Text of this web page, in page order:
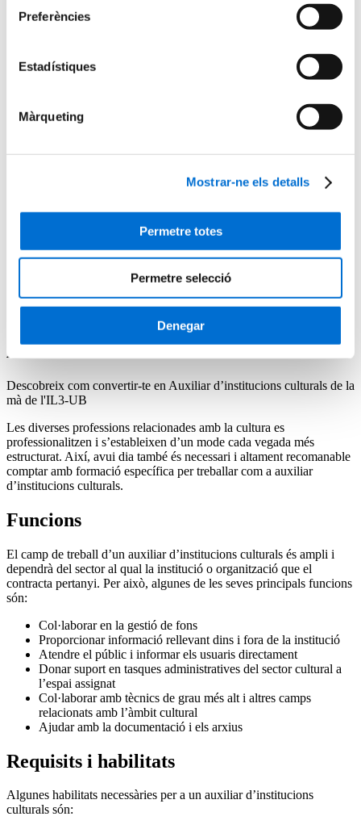
Preferències
Estadístiques
Màrqueting
Mostrar-ne els detalls
Permetre totes
Permetre selecció
Denegar
Futurs estudiants
Per què IL3-UB?
10 motius pels quals estudiar a l’IL3-UB
Impulsa la teva carrera
Empreses col·laboradores
El centre
Presentació del centre
Horaris d'atenció
Auxiliar d’institucions culturals
Descobreix com convertir-te en Auxiliar d’institucions culturals de la
mà de l'IL3-UB
Les diverses professions relacionades amb la cultura es
professionalitzen i s’estableixen d’un mode cada vegada més
estructurat. Així, avui dia també és necessari i altament recomanable
comptar amb formació específica per treballar com a auxiliar
d’institucions culturals.
Funcions
El camp de treball d’un auxiliar d’institucions culturals és ampli i
dependrà del sector al qual la institució o organització que el
contracta pertanyi. Per això, algunes de les seves principals funcions
són:
Col·laborar en la gestió de fons
Proporcionar informació rellevant dins i fora de la institució
Atendre el públic i informar els usuaris directament
Donar suport en tasques administratives del sector cultural a
l’espai assignat
Col·laborar amb tècnics de grau més alt i altres camps
relacionats amb l’àmbit cultural
Ajudar amb la documentació i els arxius
Requisits i habilitats
Algunes habilitats necessàries per a un auxiliar d’institucions
culturals són: